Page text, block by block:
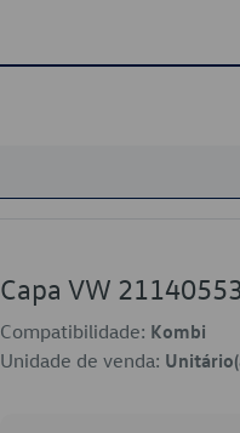
Capa VW
Compatibilidade: Kombi
Unidade de venda: